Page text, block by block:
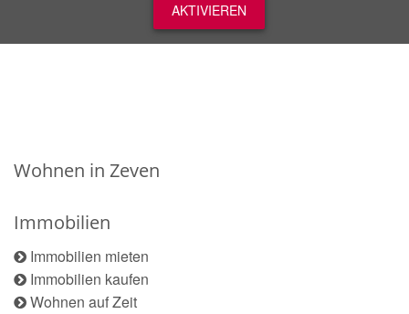
AKTIVIEREN
Wohnen in Zeven
Immobilien
Immobilien mieten
Immobilien kaufen
Wohnen auf Zeit